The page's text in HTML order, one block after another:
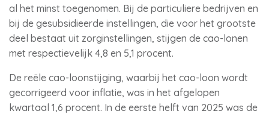
al het minst toegenomen. Bij de particuliere bedrijven en
bij de gesubsidieerde instellingen, die voor het grootste
deel bestaat uit zorginstellingen, stijgen de cao-lonen
met respectievelijk 4,8 en 5,1 procent.
De reële cao-loonstijging, waarbij het cao-loon wordt
gecorrigeerd voor inflatie, was in het afgelopen
kwartaal 1,6 procent. In de eerste helft van 2025 was de